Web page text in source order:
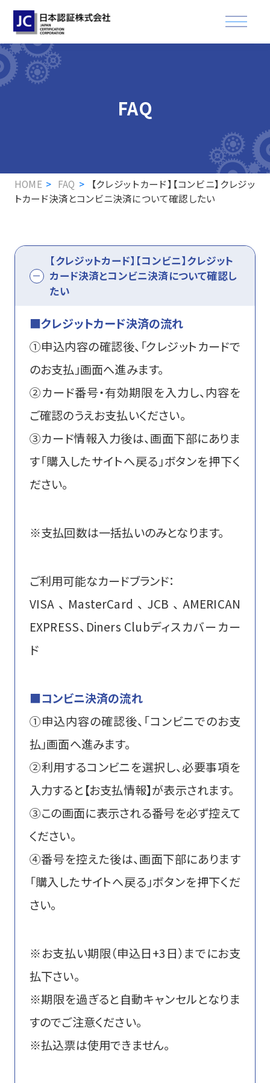
資格認証試験
企業情報
お知らせ
資格取得された方へ
資格・講習関連その他申請
お問い合わせ 申込・マイページ
FAQ
HOME FAQ
【クレジットカード】【コンビニ】クレジッ
トカード決済とコンビニ決済について確認したい
【クレジットカード】【コンビニ】クレジット
カード決済とコンビニ決済について確認し
たい
■クレジットカード決済の流れ
①申込内容の確認後、「クレジットカードで
のお支払」画面へ進みます。
②カード番号・有効期限を入力し、内容を
ご確認のうえお支払いください。
③カード情報入力後は、画面下部にありま
す「購入したサイトへ戻る」ボタンを押下く
ださい。
※支払回数は一括払いのみとなります。
ご利用可能なカードブランド：
VISA、MasterCard、JCB、AMERICAN
EXPRESS、Diners Clubディスカバーカー
ド
■コンビニ決済の流れ
①申込内容の確認後、「コンビニでのお支
払」画面へ進みます。
②利用するコンビニを選択し、必要事項を
入力すると【お支払情報】が表示されます。
③この画面に表示される番号を必ず控えて
ください。
④番号を控えた後は、画面下部にあります
「購入したサイトへ戻る」ボタンを押下くだ
さい。
※お支払い期限（申込日+3日）までにお支
払下さい。
※期限を過ぎると自動キャンセルとなりま
すのでご注意ください。
※払込票は使用できません。